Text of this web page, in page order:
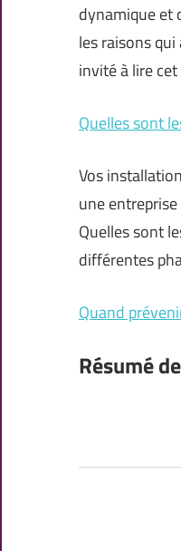
dynamique et
les raisons
invité à lire
Quelles sont
Vos
une
Quelles sont
différentes
Quand
Résumé